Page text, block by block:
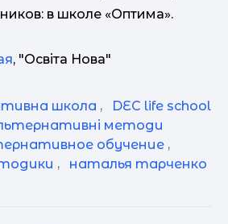
в школе «Оптима».
, "Освіта Нова"
школа ,
DEC life school
методи
обучение ,
, наталья тарченко